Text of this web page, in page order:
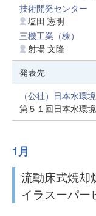
技術開発センター
塩田 憲明
三機工業（株）
射場 文隆
発表先
（公社）日本水環
第５１回日本水環
1月
流動床式焼却
イラスーパー